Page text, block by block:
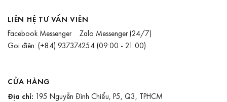
LIÊN HỆ TƯ VẤN VIÊN
Facebook Messenger Zalo Messenger(24/7)
Gọi điện: (+84) 937374254(09:00 - 21:00)
CỬA HÀNG
Địa chỉ: 195 Nguyễn Đình Chiểu, P5, Q3, TPHCM